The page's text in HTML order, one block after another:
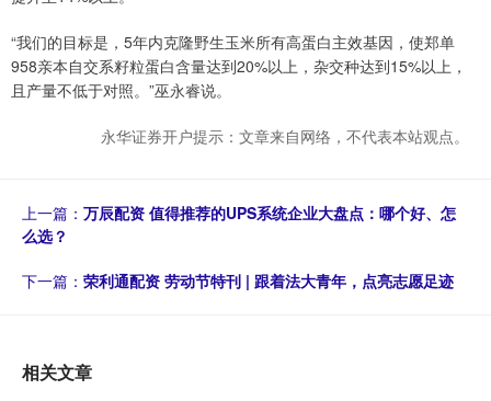
“我们的目标是，5年内克隆野生玉米所有高蛋白主效基因，使郑单
958亲本自交系籽粒蛋白含量达到20%以上，杂交种达到15%以上，
且产量不低于对照。”巫永睿说。
永华证券开户提示：文章来自网络，不代表本站观点。
上一篇： 万辰配资 值得推荐的UPS系统企业大盘点：哪个好、怎
么选？
下一篇： 荣利通配资 劳动节特刊 | 跟着法大青年，点亮志愿足迹
相关文章